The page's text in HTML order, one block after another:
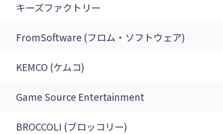
キーズファクトリー
FromSoftware (フロム・ソフトウェア)
KEMCO (ケムコ)
Game Source Entertainment
BROCCOLI (ブロッコリー)